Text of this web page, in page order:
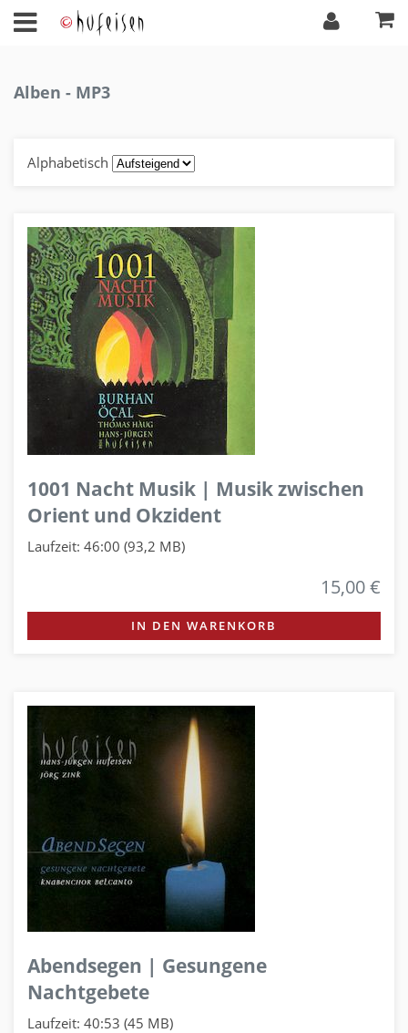
Alben - MP3
Alphabetisch
1001 Nacht Musik | Musik zwischen
Orient und Okzident
Laufzeit: 46:00 (93,2 MB)
15,00 €
IN DEN WARENKORB
Abendsegen | Gesungene
Nachtgebete
Laufzeit: 40:53 (45 MB)